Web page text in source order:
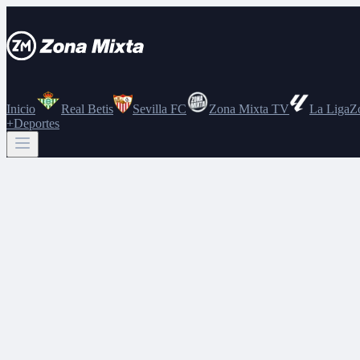
Inicio Real Betis Sevilla FC Zona Mixta TV La Liga
+Deportes